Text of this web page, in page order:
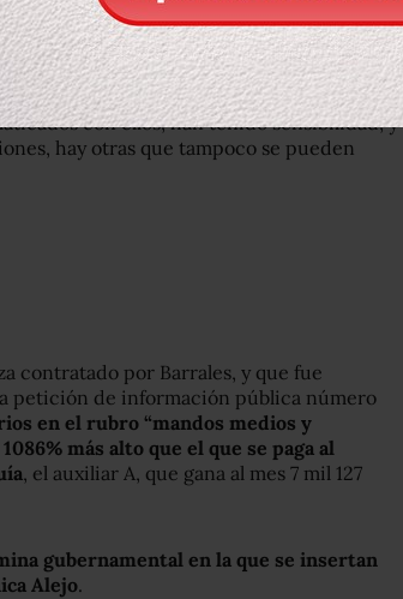
generando esas modificaciones sin
(…) Por ejemplo, un tema reciente que
de bonos de productividad que se
con ellos, han tenido sensibilidad, y
hay otras que tampoco se pueden
contratado por Barrales, y que fue
petición de información pública número
en el rubro “mandos medios y
más alto que el que se paga al
, el auxiliar A, que gana al mes 7 mil 127
gubernamental en la que se insertan
Alejo.